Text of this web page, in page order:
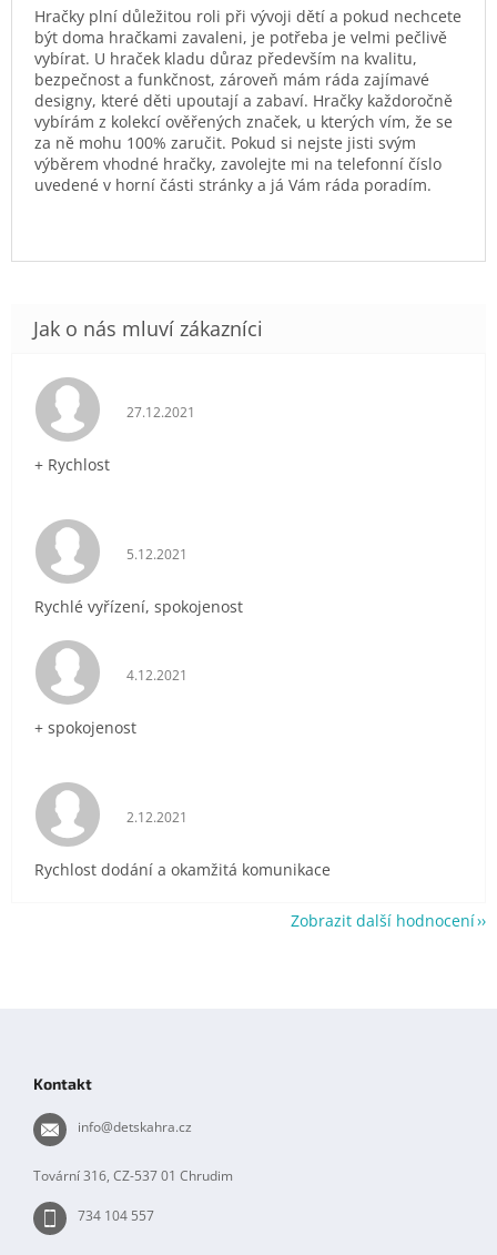
Hračky plní důležitou roli při vývoji dětí a pokud nechcete
být doma hračkami zavaleni, je potřeba je velmi pečlivě
vybírat. U hraček kladu důraz především na kvalitu,
bezpečnost a funkčnost, zároveň mám ráda zajímavé
designy, které děti upoutají a zabaví. Hračky každoročně
vybírám z kolekcí ověřených značek, u kterých vím, že se
za ně mohu 100% zaručit. Pokud si nejste jisti svým
výběrem vhodné hračky, zavolejte mi na telefonní číslo
uvedené v horní části stránky a já Vám ráda poradím.
Hodnocení obchodu je 5 z 5 hvězdiček.
27.12.2021
+ Rychlost
Hodnocení obchodu je 5 z 5 hvězdiček.
5.12.2021
Rychlé vyřízení, spokojenost
Hodnocení obchodu je 5 z 5 hvězdiček.
4.12.2021
+ spokojenost
Hodnocení obchodu je 5 z 5 hvězdiček.
2.12.2021
Rychlost dodání a okamžitá komunikace
Zobrazit další hodnocení
Kontakt
info@detskahra.cz
Tovární 316, CZ-537 01 Chrudim
734 104 557